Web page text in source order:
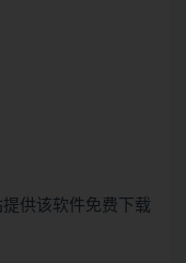
供该软件免费下载